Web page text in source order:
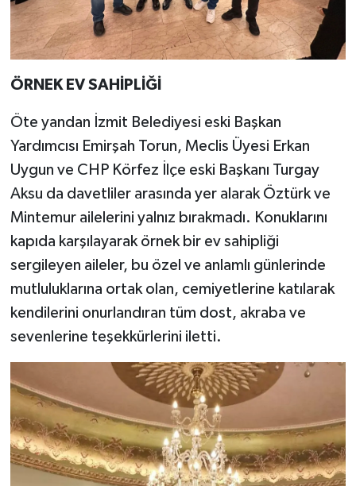
ÖRNEK EV SAHİPLİĞİ
Öte yandan İzmit Belediyesi eski Başkan
Yardımcısı Emirşah Torun, Meclis Üyesi Erkan
Uygun ve CHP Körfez İlçe eski Başkanı Turgay
Aksu da davetliler arasında yer alarak Öztürk ve
Mintemur ailelerini yalnız bırakmadı. Konuklarını
kapıda karşılayarak örnek bir ev sahipliği
sergileyen aileler, bu özel ve anlamlı günlerinde
mutluluklarına ortak olan, cemiyetlerine katılarak
kendilerini onurlandıran tüm dost, akraba ve
sevenlerine teşekkürlerini iletti.